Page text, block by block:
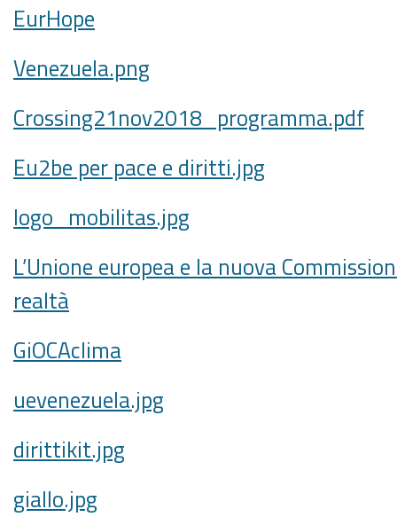
EurHope
Venezuela.png
Crossing21nov2018_programma.pdf
Eu2be per pace e diritti.jpg
logo_mobilitas.jpg
L’Unione europea e la nuova
realtà
GiOCAclima
uevenezuela.jpg
dirittikit.jpg
giallo.jpg